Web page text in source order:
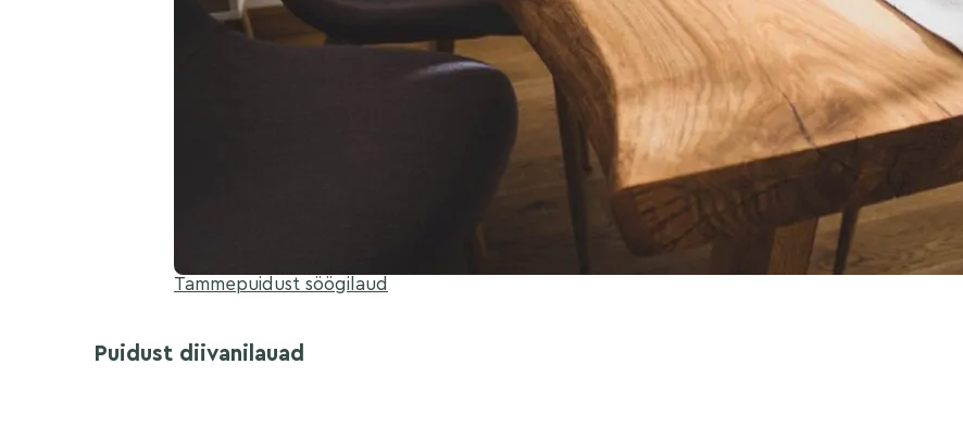
Tammepuidust söögilaud
Puidust diivanilauad